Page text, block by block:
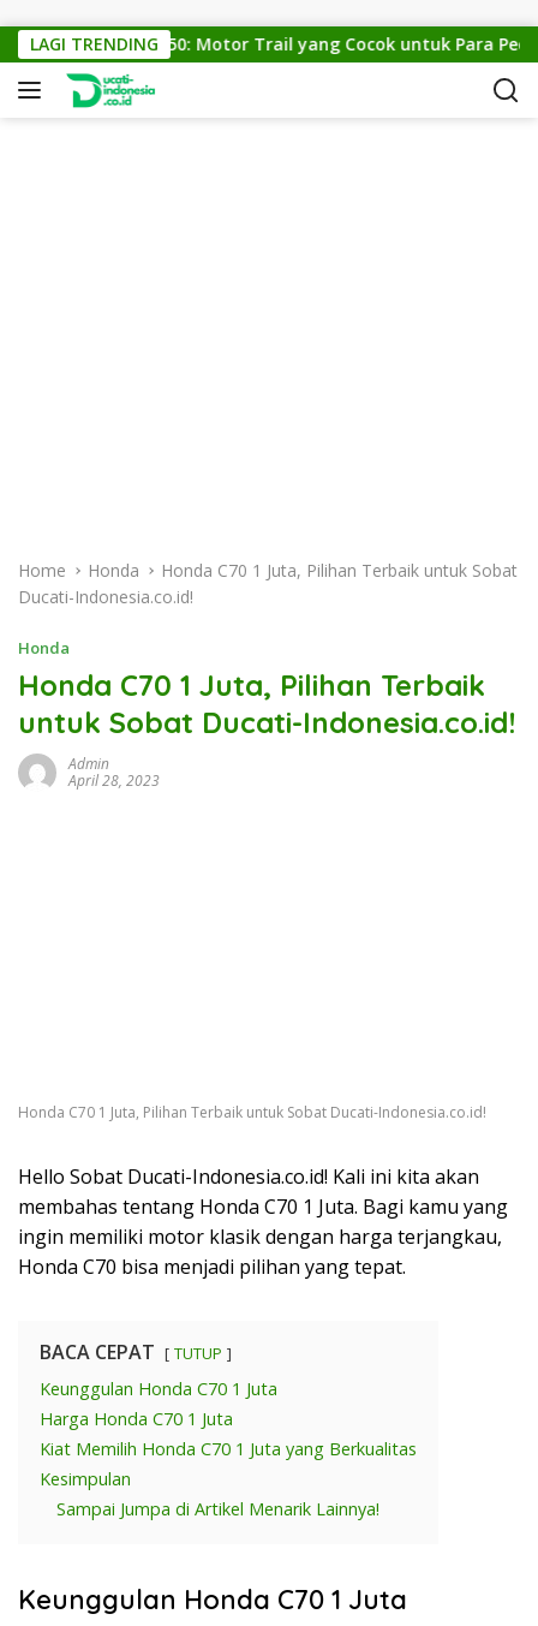
LAGI TRENDING
KTM Cross 150: Motor Trail yang Cocok untuk Para
Home Honda
Honda C70 1 Juta, Pilihan Terbaik untuk Sobat
Ducati-Indonesia.co.id!
Honda
Honda C70 1 Juta, Pilihan Terbaik
untuk Sobat Ducati-Indonesia.co.id!
Admin
April 28, 2023
Honda C70 1 Juta, Pilihan Terbaik untuk Sobat Ducati-Indonesia.co.id!
Hello Sobat Ducati-Indonesia.co.id! Kali ini kita akan
membahas tentang Honda C70 1 Juta. Bagi kamu yang
ingin memiliki motor klasik dengan harga terjangkau,
Honda C70 bisa menjadi pilihan yang tepat.
BACA CEPAT TUTUP
Keunggulan Honda C70 1 Juta
Harga Honda C70 1 Juta
Kiat Memilih Honda C70 1 Juta yang Berkualitas
Kesimpulan
Sampai Jumpa di Artikel Menarik Lainnya!
Keunggulan Honda C70 1 Juta